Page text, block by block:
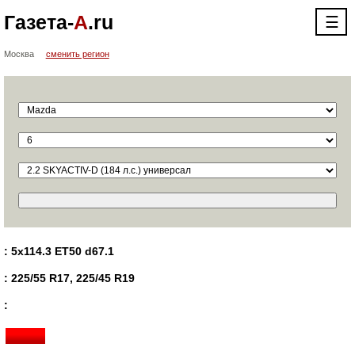
Газета-А.ru ☰
Москва сменить регион
: 5x114.3 ET50 d67.1
: 225/55 R17, 225/45 R19
: